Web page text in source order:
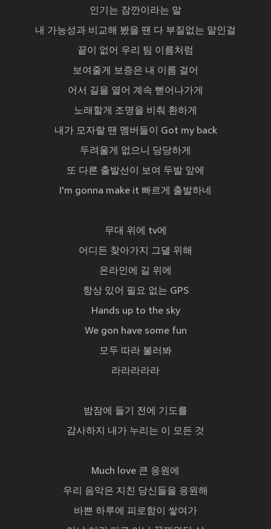
인기는 잠깐이라는 말
내 가능성과 비교해 봤을 땐 다 부질없는 말인걸
끝이 없어 우리 팀 이름처럼
보여줄게 보증은 내 이름 걸어
어서 길을 열어 계속 뻗어나가게
노래할게 조명을 비춰 환하게
내가 모자랄 땐 멤버들이 Got my back
두려울게 없으니 당당하게
또 다른 출발선이 보여 두발 앞에
I'm gonna make it 빠르게 출발하네
무대 위에 tv에
어디든 찾아가지 그댈 위해
온라인에 길 위에
항상 있어 필요 없는 GPS
Hands up to the sky
We gon have some fun
모두 따라 불러봐
라라라라라
밤잠에 들기 전에 기도를
감사하지 내가 누리는 이 모든 것
Much love 큰 응원에
우리 음악은 지친 당신들을 응원해
바쁜 하루에 피로함이 쌓여가